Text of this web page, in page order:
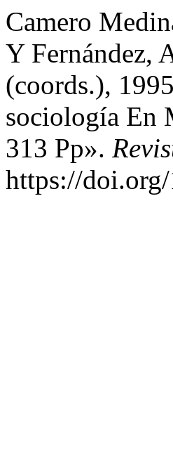
Camero
Y Fernández,
(coords.),
sociología En
313 Pp».
https://